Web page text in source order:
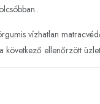
vízhatlan
ellenőrzött